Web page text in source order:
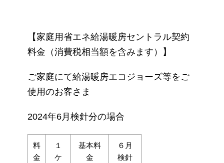
【家庭用省エネ給湯暖房セントラル契約
料金（消費税相当額を含みます）】
ご家庭にて給湯暖房エコジョーズ等をご
使用のお客さま
2024年6月検針分の場合
料
金
１
ケ
基本料
金
６月
検針